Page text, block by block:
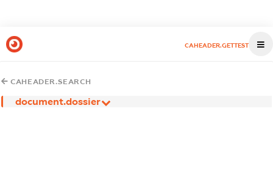
CAHEADER.GETTEST
CAHEADER.SEARCH
document.dossier